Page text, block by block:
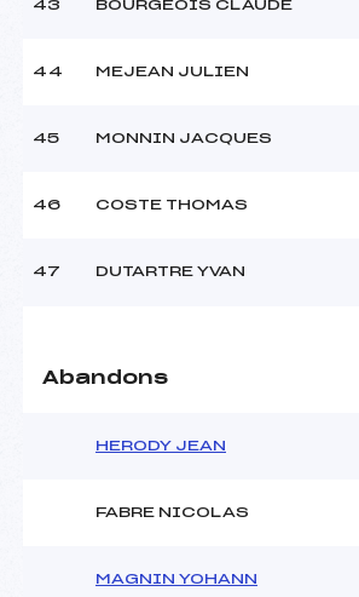
43 BOURGEOIS CLAUDE
44 MEJEAN JULIEN
45 MONNIN JACQUES
46 COSTE THOMAS
47 DUTARTRE YVAN
Abandons
HERODY JEAN
FABRE NICOLAS
MAGNIN YOHANN